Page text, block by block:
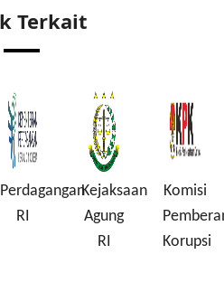
Terkait
Perdagangan
RI
Kejaksaan
Agung
RI
Komisi
Korupsi